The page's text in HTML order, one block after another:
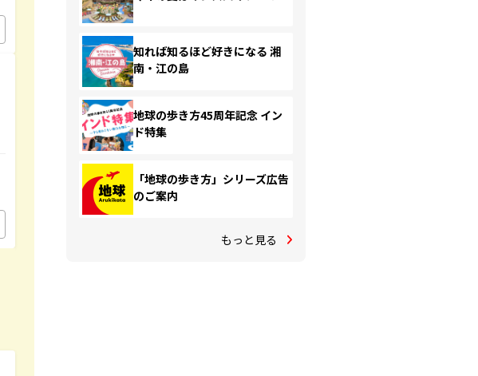
知れば知るほど好きになる 湘
南・江の島
地球の歩き方45周年記念 イン
ド特集
「地球の歩き方」シリーズ広告
のご案内
もっと見る